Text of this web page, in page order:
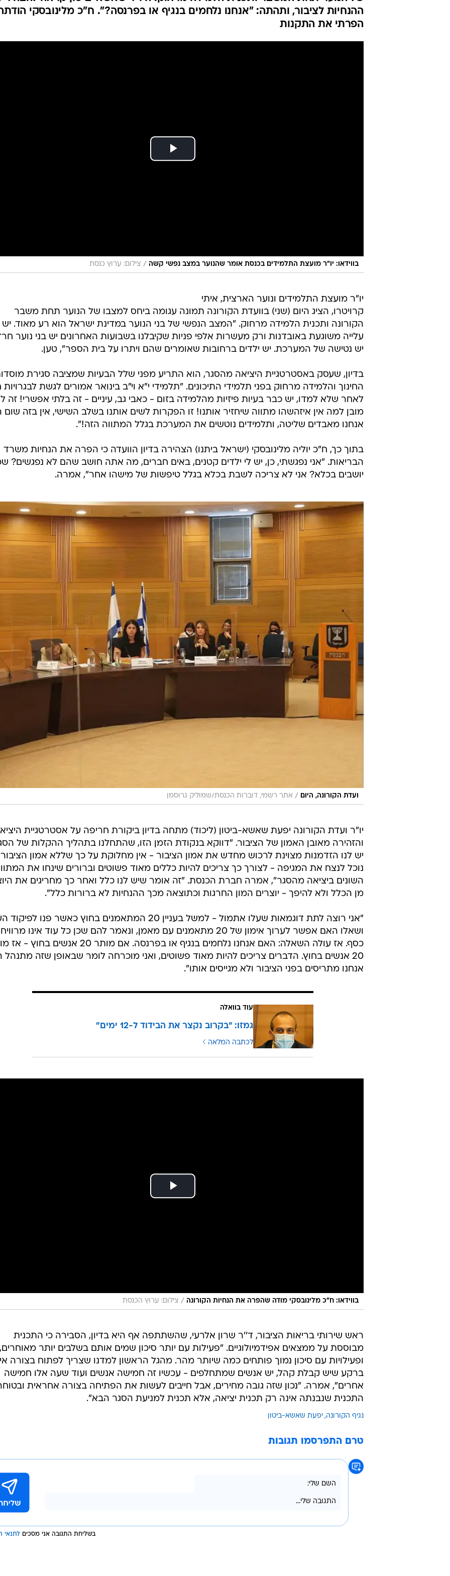
ההנחיות לציבור, ותהתה: "אנחנו נלחמים בנגיף או בפרנסה?". ח"כ מלינובסקי
הפרתי את התקנות
בווידאו: יו"ר מועצת התלמידים בכנסת אומר שהנוער במצב נפשי קשה / צילום: ערוץ כנסת
יו"ר מועצת התלמידים ונוער הארצית, איתי
קרויטרו, הציג היום (שני) בוועדת הקורונה תמונה עגומה ביחס למצבו של הנוער תחת משבר
הקורונה ותכנית הלמידה מרחוק. "המצב הנפשי של בני הנוער במדינת ישראל הוא רע מאוד. יש
עלייה משוגעת באובדנות ורק מעשרות אלפי פניות שקיבלנו בשבועות האחרונים יש בני נוער
יש נטישה של המערכת. יש ילדים ברחובות שאומרים שהם ויתרו על בית הספר", טען.
בדיון, שעסק באסטרטגיית היציאה מהסגר, הוא התריע מפני שלל הבעיות שמציבה סגירת
החינוך והלמידה מרחוק בפני תלמידי התיכונים. "תלמידי י"א וי"ב בינואר אמורים לגשת לבגרויות
לאחר שלא למדו, יש כבר בעיות פיזיות מהלמידה בזום - כאבי גב, עיניים - זה בלתי אפשרי! זה
מובן למה אין איזהשהו מתווה שיחזיר אותנו! זו הפקרות לשים אותנו בשלב השישי, אין בזה שום
אנחנו מאבדים שליטה, ותלמידים נוטשים את המערכת בגלל המתווה הזה!".
בתוך כך, ח"כ יוליה מלינובסקי (ישראל ביתנו) הצהירה בדיון הוועדה כי הפרה את הנחיות משרד
הבריאות. "אני נפגשתי, כן, יש לי ילדים קטנים, באים חברים, מה אתה חושב שהם לא נפגשים?
יושבים בכלא? אני לא צריכה לשבת בכלא בגלל טיפשות של מישהו אחר", אמרה.
ועדת הקורונה, היום / אתר רשמי, דוברות הכנסת/שמוליק גרוסמן
יו"ר ועדת הקורונה יפעת שאשא-ביטון (ליכוד) מתחה בדיון ביקורת חריפה על אסטרטגיית
והזהירה מאובן האמון של הציבור. "דווקא בנקודת הזמן הזו, שהתחלנו בתהליך ההקלות של
יש לנו הזדמנות מצוינת לרכוש מחדש את אמון הציבור - אין מחלוקת על כך שללא אמון
נוכל לנצח את המגיפה - לצורך כך צריכים להיות כללים מאוד פשוטים וברורים שינחו את
השונים ביציאה מהסגר", אמרה חברת הכנסת. "זה אומר שיש לנו כלל ואחר כך מחריגים את
מן הכלל ולא להיפך - יוצרים המון החרגות וכתוצאה מכך ההנחיות לא ברורות כלל".
"אני רוצה לתת דוגמאות שעלו אתמול - למשל בעניין 20 המתאמנים בחוץ כאשר פנו
ושאלו האם אפשר לערוך אימון של 20 מתאמנים עם מאמן, ונאמר להם שכן כל עוד אינו מרוויח
כסף. אז עולה השאלה: האם אנחנו נלחמים בנגיף או בפרנסה. אם מותר 20 אנשים
20 אנשים בחוץ. הדברים צריכים להיות מאוד פשוטים, ואני מוכרחה לומר שבאופן שזה מתנהל
אנחנו מתריסים בפני הציבור ולא מגייסים אותו".
עוד בוואלה
גמזו: "בקרוב נקצר את הבידוד ל-12 ימים"
לכתבה המלאה
בווידאו: ח"כ מלינובסקי מודה שהפרה את הנחיות הקורונה / צילום: ערוץ הכנסת
ראש שירותי בריאות הציבור, ד''ר שרון אלרעי, שהשתתפה אף היא בדיון, הסבירה כי התכנית
מבוססת על ממצאים אפידמיולוגיים. "פעילות עם יותר סיכון שמים אותם בשלבים יותר מאוחרים,
ופעילויות עם סיכון נמוך פותחים כמה שיותר מהר. מהגל הראשון למדנו שצריך לפתוח בצורה
ברקע שיש קבלת קהל, יש אנשים שמתחלפים - עכשיו זה חמישה אנשים ועוד שעה אלו חמישה
אחרים", אמרה. "נכון שזה גובה מחירים, אבל חייבים לעשות את הפתיחה בצורה אחראית
התכנית שנבנתה אינה רק תכנית יציאה, אלא תכנית למניעת הסגר הבא".
נגיף הקורונה יפעת שאשא-ביטון
טרם התפרסמו תגובות
בשליחת התגובה אני מסכים לתנאי